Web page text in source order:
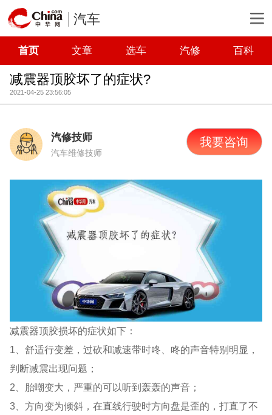
汽车
首页 文章 选车 汽修 百科
减震器顶胶坏了的症状?
2021-04-25 23:56:05
汽修技师
汽车维修技师
我要咨询
减震器顶胶损坏的症状如下：
1、舒适行变差，过砍和减速带时咚、咚的声音特别明显，
判断减震出现问题；
2、胎嘲变大，严重的可以听到轰轰的声音；
3、方向变为倾斜，在直线行驶时方向盘是歪的，打直了不